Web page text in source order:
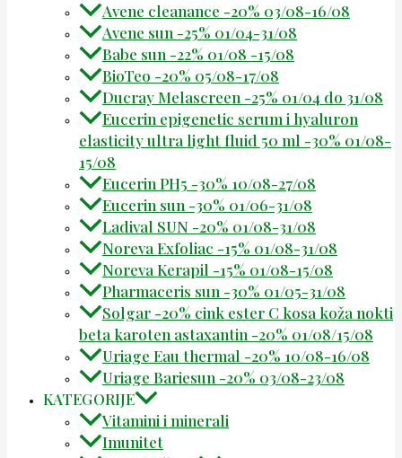
Avene cleanance -20% 03/08-16/08
Avene sun -25% 01/04-31/08
Babe sun -22% 01/08 -15/08
BioTeo -20% 05/08-17/08
Ducray Melascreen -25% 01/04 do 31/08
Eucerin epigenetic serum i hyaluron
elasticity ultra light fluid 50 ml -30% 01/08-
15/08
Eucerin PH5 -30% 10/08-27/08
Eucerin sun -30% 01/06-31/08
Ladival SUN -20% 01/08-31/08
Noreva Exfoliac -15% 01/08-31/08
Noreva Kerapil -15% 01/08-15/08
Pharmaceris sun -30% 01/05-31/08
Solgar -20% cink ester C kosa koža nokti
beta karoten astaxantin -20% 01/08/15/08
Uriage Eau thermal -20% 10/08-16/08
Uriage Bariesun -20% 03/08-23/08
KATEGORIJE
Vitamini i minerali
Imunitet